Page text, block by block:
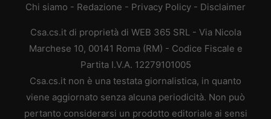
Chi siamo - Redazione - Privacy Policy - Disclaimer
Csa.cs.it di proprietà di WEB 365 SRL - Via Nicola
Marchese 10, 00141 Roma (RM) - Codice Fiscale e
Partita I.V.A. 12279101005
Csa.cs.it non è una testata giornalistica, in quanto
viene aggiornato senza alcuna periodicità. Non può
pertanto considerarsi un prodotto editoriale ai sensi